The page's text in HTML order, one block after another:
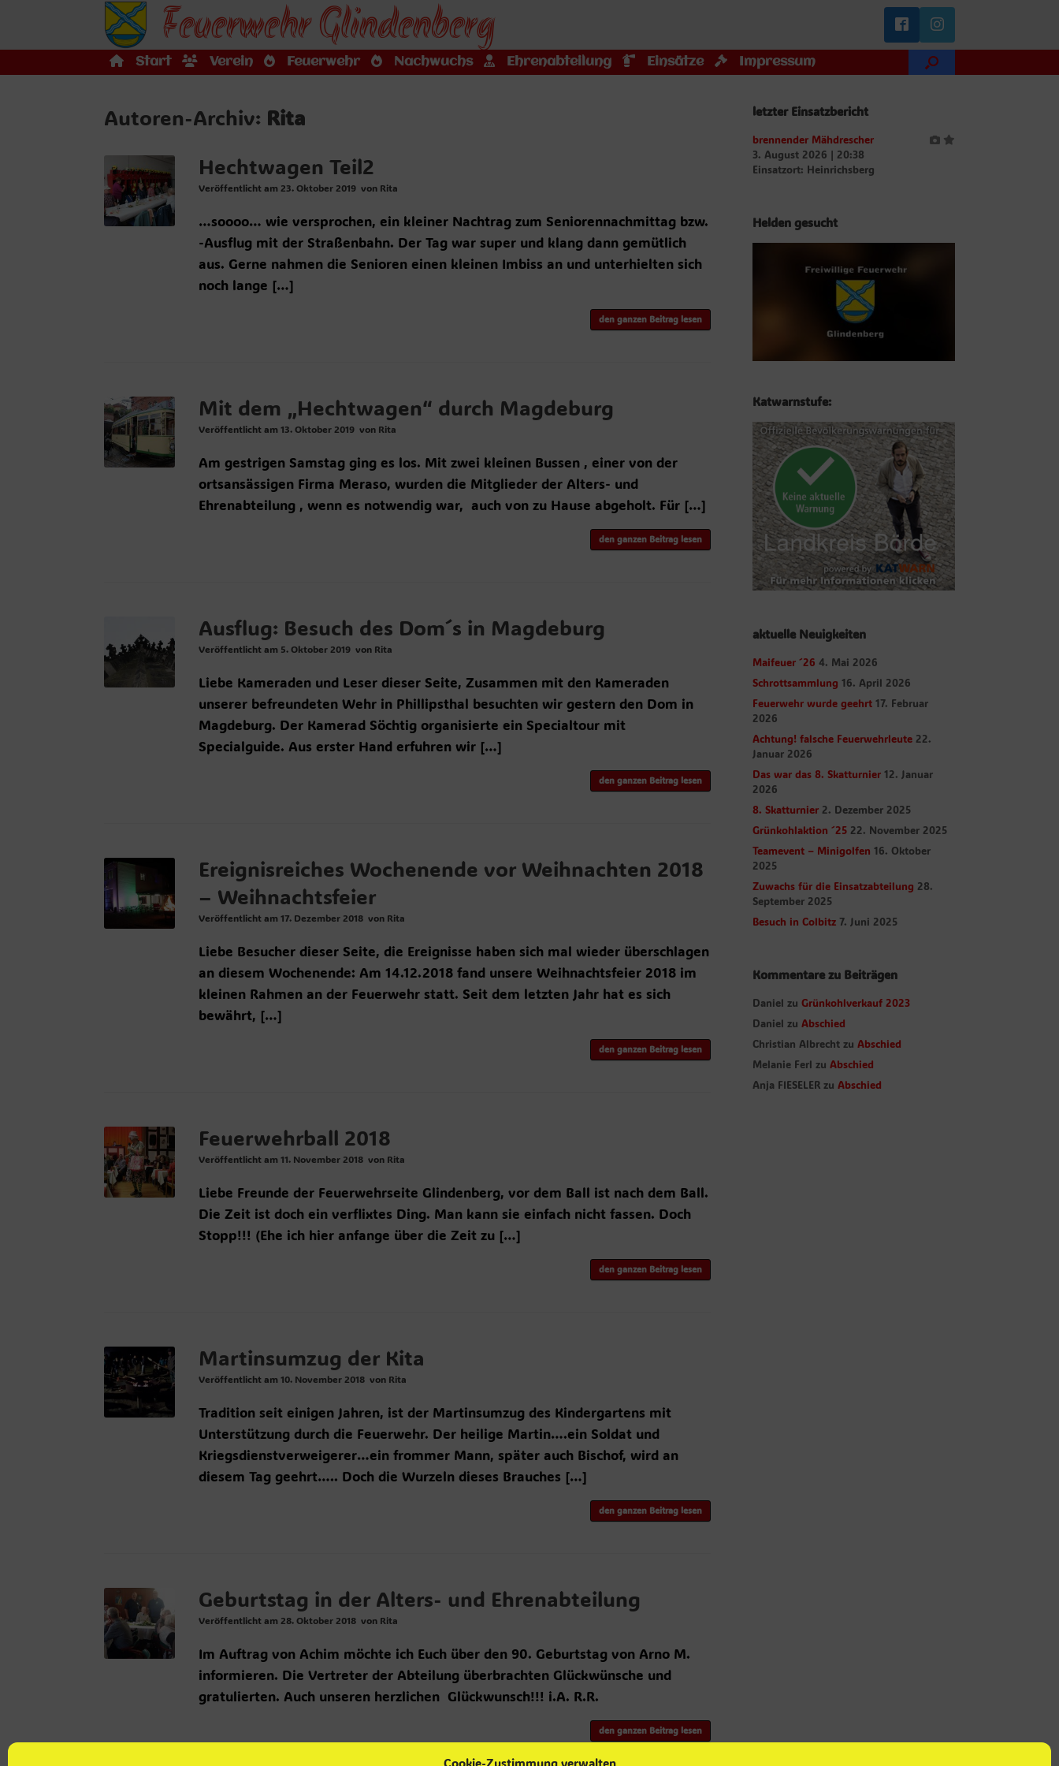
Cookie-Zustimmung verwalten
Feuerwehr Glindenberg
Start Verein Feuerwehr Nachwuchs Ehrenabteilung Einsätze Impressum
Autoren-Archiv: Rita
Hechtwagen Teil2
Veröffentlicht am 23. Oktober 2019 von Rita
…soooo… wie versprochen, ein kleiner Nachtrag zum Seniorennachmittag bzw.
-Ausflug mit der Straßenbahn. Der Tag war super und klang dann gemütlich
aus. Gerne nahmen die Senioren einen kleinen Imbiss an und unterhielten sich
noch lange […]
den ganzen Beitrag lesen
Mit dem „Hechtwagen“ durch Magdeburg
Veröffentlicht am13. Oktober 2019 von Rita
Am gestrigen Samstag ging es los. Mit zwei kleinen Bussen , einer von der
ortsansässigen Firma Meraso, wurden die Mitglieder der Alters- und
Ehrenabteilung , wenn es notwendig war, auch von zu Hause abgeholt. Für […]
den ganzen Beitrag lesen
Ausflug: Besuch des Dom´s in Magdeburg
Veröffentlicht am 5. Oktober 2019 von Rita
Liebe Kameraden und Leser dieser Seite, Zusammen mit den Kameraden
unserer befreundeten Wehr in Phillipsthal besuchten wir gestern den Dom in
Magdeburg. Der Kamerad Söchtig organisierte ein Specialtour mit
Specialguide. Aus erster Hand erfuhren wir […]
den ganzen Beitrag lesen
Ereignisreiches Wochenende vor Weihnachten 2018
– Weihnachtsfeier
Veröffentlicht am17. Dezember 2018 von Rita
Liebe Besucher dieser Seite, die Ereignisse haben sich mal wieder überschlagen
an diesem Wochenende: Am 14.12.2018 fand unsere Weihnachtsfeier 2018 im
kleinen Rahmen an der Feuerwehr statt. Seit dem letzten Jahr hat es sich
bewährt, […]
den ganzen Beitrag lesen
Feuerwehrball 2018
Veröffentlicht am11. November 2018 von Rita
Liebe Freunde der Feuerwehrseite Glindenberg, vor dem Ball ist nach dem Ball.
Die Zeit ist doch ein verflixtes Ding. Man kann sie einfach nicht fassen. Doch
Stopp!!! (Ehe ich hier anfange über die Zeit zu […]
den ganzen Beitrag lesen
Martinsumzug der Kita
Veröffentlicht am10. November 2018 von Rita
Tradition seit einigen Jahren, ist der Martinsumzug des Kindergartens mit
Unterstützung durch die Feuerwehr. Der heilige Martin….ein Soldat und
Kriegsdienstverweigerer…ein frommer Mann, später auch Bischof, wird an
diesem Tag geehrt….. Doch die Wurzeln dieses Brauches […]
den ganzen Beitrag lesen
Geburtstag in der Alters- und Ehrenabteilung
Veröffentlicht am 28. Oktober 2018 von Rita
Im Auftrag von Achim möchte ich Euch über den 90. Geburtstag von Arno M.
informieren. Die Vertreter der Abteilung überbrachten Glückwünsche und
gratulierten. Auch unseren herzlichen Glückwunsch!!! i.A. R.R.
den ganzen Beitrag lesen
letzter Einsatzbericht
brennender Mähdrescher
3. August 2026 | 20:38
Einsatzort: Heinrichsberg
Helden gesucht
Katwarnstufe:
aktuelle Neuigkeiten
Maifeuer ´26 4. Mai 2026
Schrottsammlung 16. April 2026
Feuerwehr wurde geehrt 17. Februar
2026
Achtung! falsche Feuerwehrleute 22.
Januar 2026
Das war das 8. Skatturnier 12. Januar
2026
8. Skatturnier 2. Dezember 2025
Grünkohlaktion ´25 22. November 2025
Teamevent – Minigolfen 16. Oktober
2025
Zuwachs für die Einsatzabteilung 28.
September 2025
Besuch in Colbitz 7. Juni 2025
Kommentare zu Beiträgen
Daniel zuGrünkohlverkauf 2023
Daniel zuAbschied
Christian Albrecht zuAbschied
Melanie Ferl zuAbschied
Anja FIESELER zuAbschied